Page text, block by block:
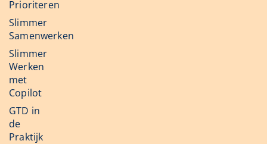
Prioriteren
Slimmer
Samenwerken
Slimmer
Werken
met
Copilot
GTD in
de
Praktijk